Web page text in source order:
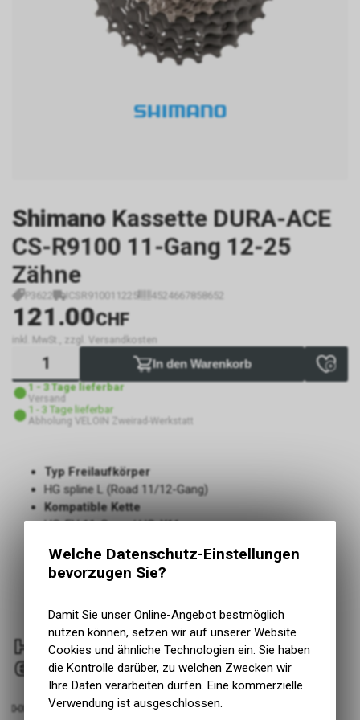
Shimano Kassette DURA-ACE
CS-R9100 11-Gang 12-25
Zähne
P3622 ICSR910011225 4524667858652
121.00CHF
inkl. MwSt., zzgl. Versandkosten
In den Warenkorb
1 - 3 Tage lieferbar
Versand
1 - 3 Tage lieferbar
Abholung VELOIN Zweirad-Werkstatt
Typ Freilaufkörper
HG spline L (Road 11/12-Gang)
Kompatible Kette
HG-EV 11-Gang / HG-X11
Engere Gangabstufung: 11-25Z/12-25Z
Geringes Gewicht
Aluminium, 5 Titan-Ritzel
Welche Datenschutz-Einstellungen
bevorzugen Sie?
Damit Sie unser Online-Angebot bestmöglich
nutzen können, setzen wir auf unserer Website
Cookies und ähnliche Technologien ein. Sie haben
die Kontrolle darüber, zu welchen Zwecken wir
Ihre Daten verarbeiten dürfen. Eine kommerzielle
Verwendung ist ausgeschlossen.